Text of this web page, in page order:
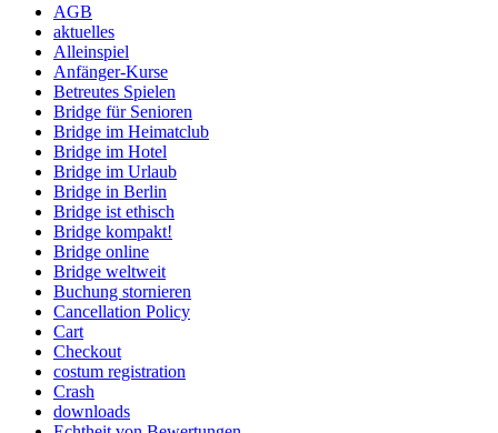
AGB
aktuelles
Alleinspiel
Anfänger-Kurse
Betreutes Spielen
Bridge für Senioren
Bridge im Heimatclub
Bridge im Hotel
Bridge im Urlaub
Bridge in Berlin
Bridge ist ethisch
Bridge kompakt!
Bridge online
Bridge weltweit
Buchung stornieren
Cancellation Policy
Cart
Checkout
costum registration
Crash
downloads